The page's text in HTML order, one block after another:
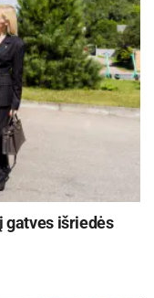
gatves išriedės